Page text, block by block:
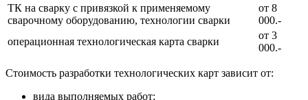
ТК на сварку с привязкой к применяемому
сварочному оборудованию, технологии сварки
от 8
000.-
операционная технологическая карта сварки
от 3
000.-
Стоимость разработки технологических карт зависит от:
вида выполняемых работ;